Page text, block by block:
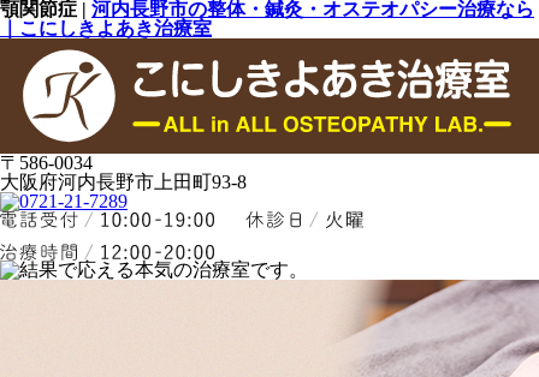
顎関節症 | 河内長野市の整体・鍼灸・オステオパシー治療なら
｜こにしきよあき治療室
〒586-0034
大阪府河内長野市上田町93-8